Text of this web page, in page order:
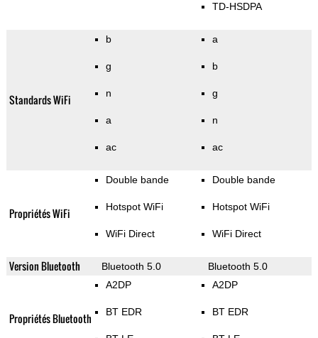
TD-HSDPA
Standards WiFi
b
g
n
a
ac
a
b
g
n
ac
Propriétés WiFi
Double bande
Hotspot WiFi
WiFi Direct
Double bande
Hotspot WiFi
WiFi Direct
Version Bluetooth Bluetooth 5.0 Bluetooth 5.0
Propriétés Bluetooth
A2DP
BT EDR
A2DP
BT EDR